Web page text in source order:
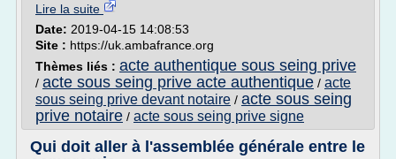
Lire la suite
Date: 2019-04-15 14:08:53
Site : https://uk.ambafrance.org
Thèmes liés : acte authentique sous seing prive
/ acte sous seing prive acte authentique / acte
sous seing prive devant notaire / acte sous seing
prive notaire / acte sous seing prive signe
Qui doit aller à l'assemblée générale entre le